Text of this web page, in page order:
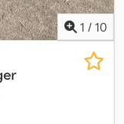
1 / 10